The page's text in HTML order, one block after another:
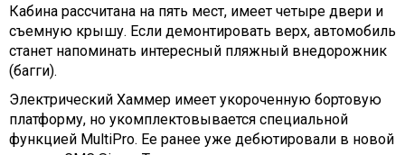
Кабина рассчитана на пять мест, имеет четыре двери и
съемную крышу. Если демонтировать верх, автомобиль
станет напоминать интересный пляжный внедорожник
(багги).
Электрический Хаммер имеет укороченную бортовую
платформу, но укомплектовывается специальной
функцией MultiPro. Ее ранее уже дебютировали в новой